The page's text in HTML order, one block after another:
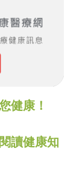
健康！
讀健康知